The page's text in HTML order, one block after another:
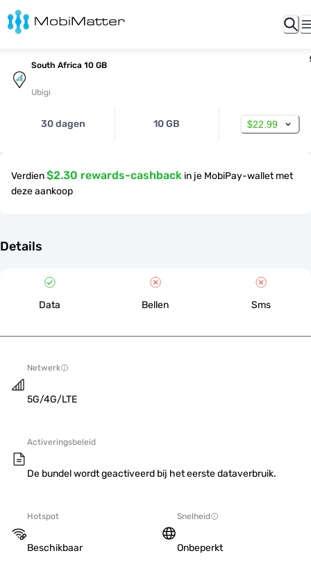
South Africa 10 GB
Ubigi
30 dagen 10 GB $22.99
Verdien$2.30 rewards-cashback in je MobiPay-wallet met
deze aankoop
Details
Data Bellen Sms
Netwerk
5G/4G/LTE
Activeringsbeleid
De bundel wordt geactiveerd bij het eerste dataverbruik.
Hotspot
Beschikbaar
Snelheid
Onbeperkt